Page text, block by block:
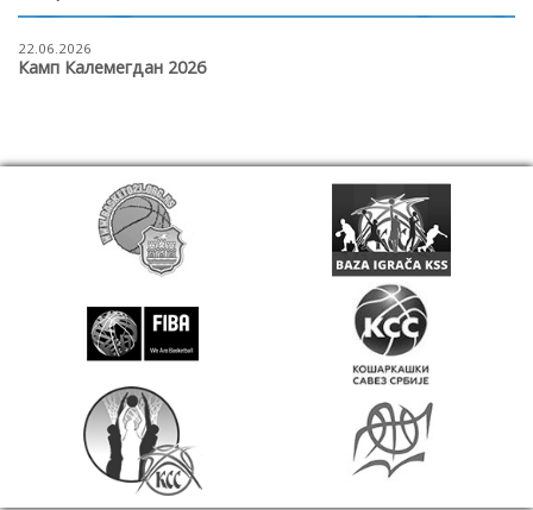
22.06.2026
Камп Калемегдан 2026